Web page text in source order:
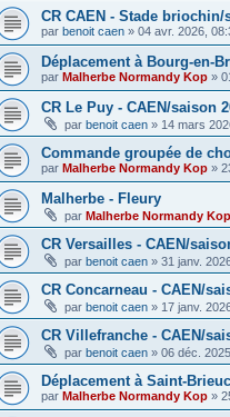
CR CAEN - Stade briochin/
par benoit caen » 04 avr. 2026,
Déplacement à Bourg-en-
par Malherbe Normandy Kop »
CR Le Puy - CAEN/saison
par benoit caen » 14 mars
Commande groupée de
par Malherbe Normandy Kop »
Malherbe - Fleury
par Malherbe Normandy Kop
CR Versailles - CAEN/
par benoit caen » 31 janv.
CR Concarneau - CAEN/
par benoit caen » 17 janv.
CR Villefranche - CAEN/
par benoit caen » 06 déc.
Déplacement à Saint-
par Malherbe Normandy Kop »